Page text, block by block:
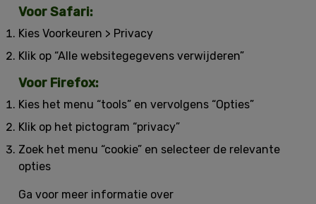
Voor Safari:
Kies Voorkeuren > Privacy
Klik op “Alle websitegegevens verwijderen”
Voor Firefox:
Kies het menu “tools” en vervolgens “Opties”
Klik op het pictogram “privacy”
Zoek het menu “cookie” en selecteer de relevante
opties
Ga voor meer informatie over